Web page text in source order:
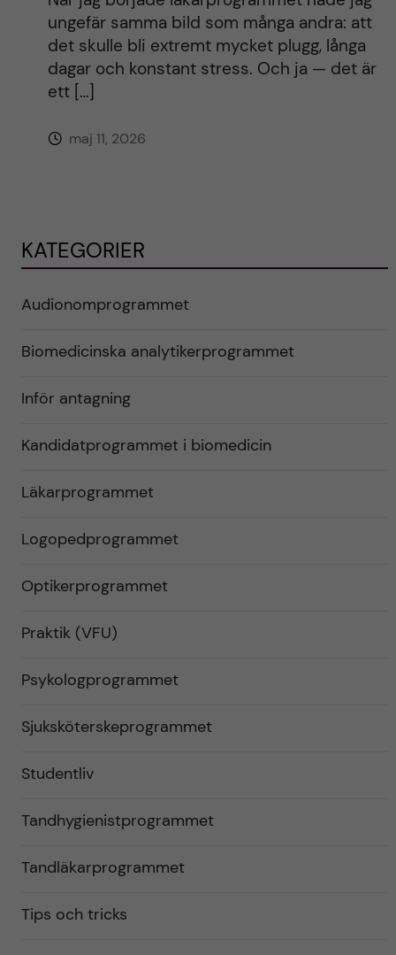
ungefär samma bild som många andra: att
det skulle bli extremt mycket plugg, långa
dagar och konstant stress. Och ja — det är
ett […]
maj 11, 2026
KATEGORIER
Audionomprogrammet
Biomedicinska analytikerprogrammet
Inför antagning
Kandidatprogrammet i biomedicin
Läkarprogrammet
Logopedprogrammet
Optikerprogrammet
Praktik (VFU)
Psykologprogrammet
Sjuksköterskeprogrammet
Studentliv
Tandhygienistprogrammet
Tandläkarprogrammet
Tips och tricks